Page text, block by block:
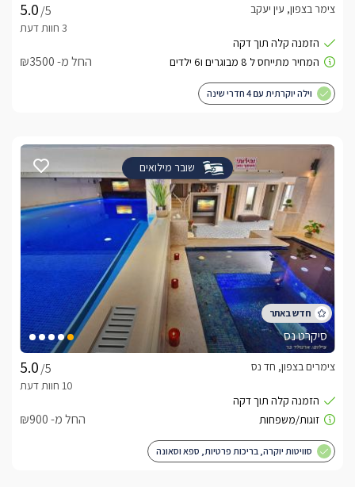
/5
צימר בצפון, עין יעקב
החל מ- ₪3500
וילה יוקרתית עם 4 חדרי שינה
שובר מילואים
סיקרט נס
/5
צימרים בצפון, חד נס
החל מ- ₪900
סוויטות יוקרה, בריכות פרטיות, ספא וסאונה